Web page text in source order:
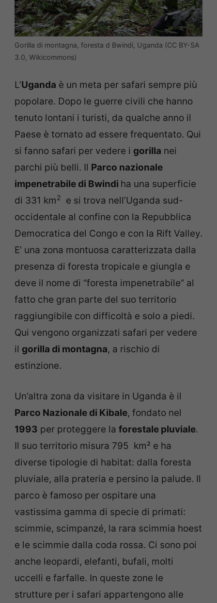
Gorilla di montagna, foresta d Bwindi, Uganda (CC BY-SA
3.0, Wikicommons)
L’Uganda è un meta per safari sempre più
popolare. Dopo le guerre civili che hanno
tenuto lontani i turisti, da qualche anno il
Paese è tornato ad essere frequentato. Qui
si fanno safari per vedere i gorilla nei
parchi più belli. Il Parco nazionale
impenetrabile di Bwindi ha una superficie
di 331 km2
e si trova nell’Uganda sud-
occidentale al confine con la Repubblica
Democratica del Congo e con la Rift Valley.
E’ una zona montuosa caratterizzata dalla
presenza di foresta tropicale e giungla e
deve il nome di “foresta impenetrabile” al
fatto che gran parte del suo territorio
raggiungibile con difficoltà e solo a piedi.
Qui vengono organizzati safari per vedere
il gorilla di montagna, a rischio di
estinzione.
Un’altra zona da visitare in Uganda è il
Parco Nazionale di Kibale, fondato nel
1993 per proteggere la forestale pluviale.
Il suo territorio misura 795 km² e ha
diverse tipologie di habitat: dalla foresta
pluviale, alla prateria e persino la palude. Il
parco è famoso per ospitare una
vastissima gamma di specie di primati:
scimmie, scimpanzé, la rara scimmia hoest
e le scimmie dalla coda rossa. Ci sono poi
anche leopardi, elefanti, bufali, molti
uccelli e farfalle. In queste zone le
strutture per i safari appartengono alle